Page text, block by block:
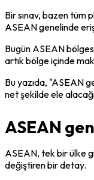
Bir sınav, bazen tüm
ASEAN genelinde
Bugün ASEAN
artık bölge içinde
Bu yazıda, "ASEAN
net şekilde ele
ASEAN
ASEAN, tek bir ülke
değiştiren bir detay.